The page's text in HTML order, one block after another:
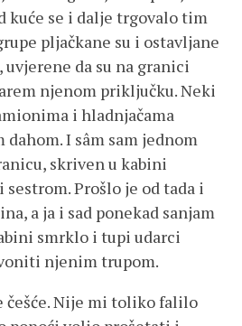
kuće se i dalje trgovalo tim
pljačkane su i ostavljane
da su na granici
njenom priključku. Neki
i hladnjačama
I sâm sam jednom
skriven u kabini
Prošlo je od tada i
a ja i sad ponekad sanjam
smrklo i tupi udarci
njenim trupom.
češće. Nije mi toliko falilo